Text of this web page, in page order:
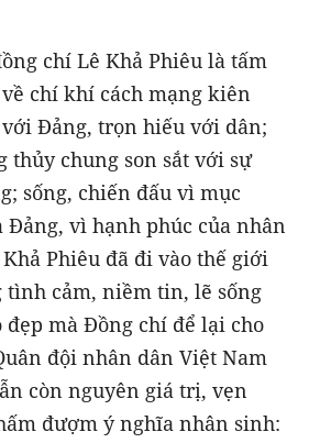
chí Lê Khả Phiêu là tấm
chí khí cách mạng kiên
Đảng, trọn hiếu với dân;
thủy chung son sắt với sự
sống, chiến đấu vì mục
vì hạnh phúc của nhân
Phiêu đã đi vào thế giới
cảm, niềm tin, lẽ sống
đẹp mà Đồng chí để lại cho
đội nhân dân Việt Nam
còn nguyên giá trị, vẹn
đượm ý nghĩa nhân sinh: